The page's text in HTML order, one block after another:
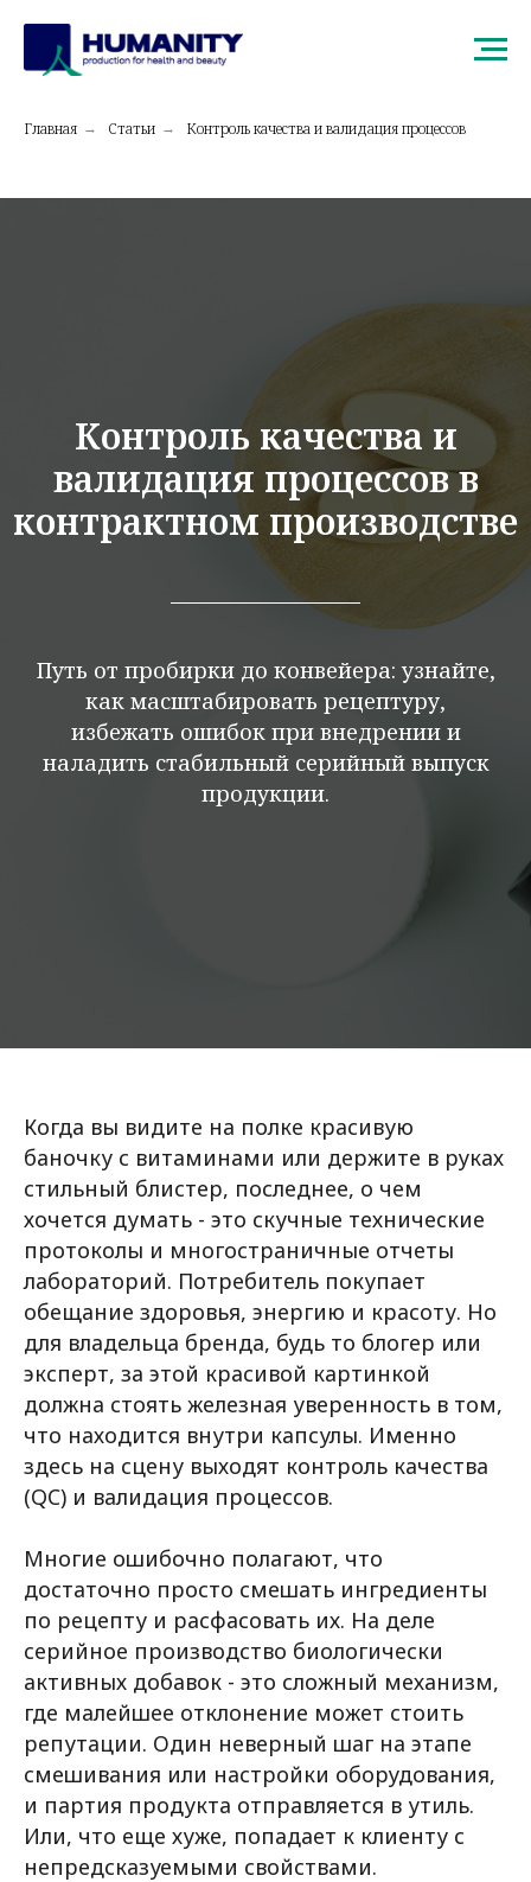
Главная → Статьи → Контроль качества и валидация процессов
Контроль качества и
валидация процессов в
контрактном производстве
Путь от пробирки до конвейера: узнайте,
как масштабировать рецептуру,
избежать ошибок при внедрении и
наладить стабильный серийный выпуск
продукции.
Когда вы видите на полке красивую
баночку с витаминами или держите в руках
стильный блистер, последнее, о чем
хочется думать - это скучные технические
протоколы и многостраничные отчеты
лабораторий. Потребитель покупает
обещание здоровья, энергию и красоту. Но
для владельца бренда, будь то блогер или
эксперт, за этой красивой картинкой
должна стоять железная уверенность в том,
что находится внутри капсулы. Именно
здесь на сцену выходят контроль качества
(QC) и валидация процессов.
Многие ошибочно полагают, что
достаточно просто смешать ингредиенты
по рецепту и расфасовать их. На деле
серийное производство биологически
активных добавок - это сложный механизм,
где малейшее отклонение может стоить
репутации. Один неверный шаг на этапе
смешивания или настройки оборудования,
и партия продукта отправляется в утиль.
Или, что еще хуже, попадает к клиенту с
непредсказуемыми свойствами.